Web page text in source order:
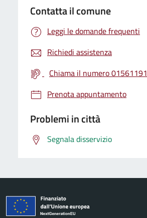
Contatta il comune
Leggi le domande frequenti
Richiedi assistenza
Chiama il numero 01561191
Prenota appuntamento
Problemi in città
Segnala disservizio